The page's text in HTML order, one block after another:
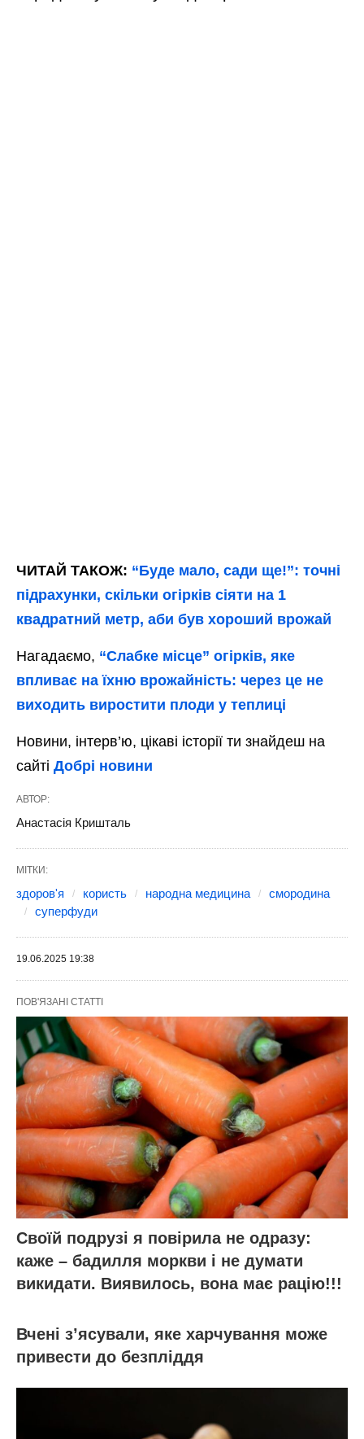
ЧИТАЙ ТАКОЖ: “Буде мало, сади ще!”: точні
підрахунки, скільки огірків сіяти на 1
квадратний метр, аби був хороший врожай
Нагадаємо, “Слабке місце” огірків, яке
впливає на їхню врожайність: через це не
виходить виростити плоди у теплиці
Новини, інтерв’ю, цікаві історії ти знайдеш на
сайті Добрі новини
АВТОР:
Анастасія Кришталь
МІТКИ:
здоров'я користь народна медицина
смородина
суперфуди
19.06.2025 19:38
ПОВ'ЯЗАНІ СТАТТІ
Своїй подрузі я повірила не одразу:
каже – бадилля моркви і не думати
викидати. Виявилось, вона має рацію!!!
Вчені з’ясували, яке харчування може
привести до безпліддя